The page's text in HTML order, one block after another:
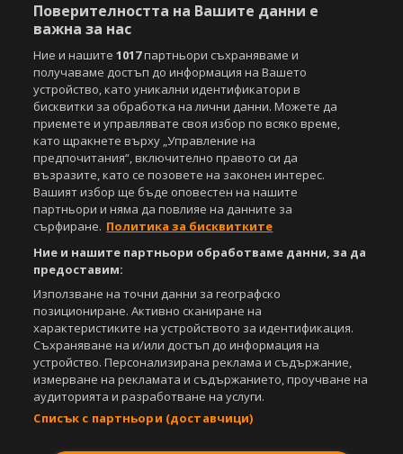
Copyright © 2007-2026 Агенция Спортал. Всички права запазени.
Този уебсайт е собственост наSportal Media Group
За нас Екип За рекламa
Общи условия
Етични правила на НСС
Лични данни
Управление на предпочитания
Съдържанието на този уеб сайт и технологиите, използвани в него, са
под закрила на Закона за авторското право и сродните му права.
Всички статии, репортажи, интервюта и други текстови, графични и
видео материали, публикувани в сайта, са собственост на Агенция
Спортал, освен ако изрично е посочено друго. Допуска се
публикуване на текстови материали само след писмено съгласие на
Агенция Спортал, посочване на източника и добавяне на линк към
www.sportal.bg. Използването на графични и видео материали,
публикувани в сайта, е строго забранено. Нарушителите ще бъдат
санкционирани с цялата строгост на закона.
СвалиБЕЗПЛАТНОТО приложение за:
Android
Powered by:
Поверителността на Вашите данни е
важна за нас
Ние и нашите1017партньори съхраняваме и
получаваме достъп до информация на Вашето
устройство, като уникални идентификатори в
бисквитки за обработка на лични данни. Можете да
приемете и управлявате своя избор по всяко време,
като щракнете върху „Управление на
предпочитания“, включително правото си да
възразите, като се позовете на законен интерес.
Вашият избор ще бъде оповестен на нашите
партньори и няма да повлияе на данните за
сърфиране. Политика за бисквитките
Ние и нашите партньори обработваме данни, за да
предоставим:
Използване на точни данни за географско
позициониране. Активно сканиране на
характеристиките на устройството за идентификация.
Съхраняване на и/или достъп до информация на
устройство. Персонализирана реклама и съдържание,
измерване на рекламата и съдържанието, проучване на
аудиторията и разработване на услуги.
Списък с партньори (доставчици)